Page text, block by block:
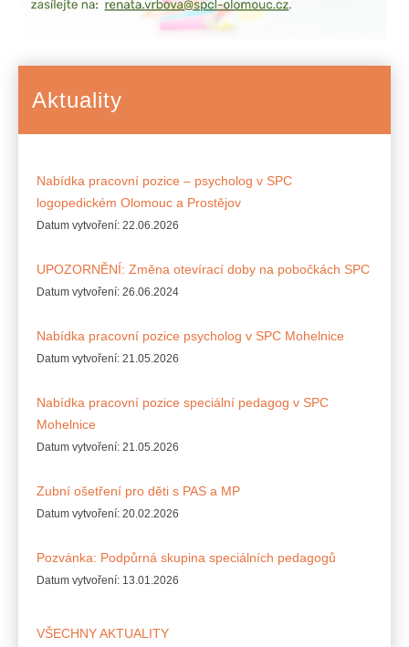
Aktuality
Nabídka pracovní pozice – psycholog v SPC
logopedickém Olomouc a Prostějov
Datum vytvoření: 22.06.2026
UPOZORNĚNÍ: Změna otevírací doby na pobočkách SPC
Datum vytvoření: 26.06.2024
Nabídka pracovní pozice psycholog v SPC Mohelnice
Datum vytvoření: 21.05.2026
Nabídka pracovní pozice speciální pedagog v SPC
Mohelnice
Datum vytvoření: 21.05.2026
Zubní ošetření pro děti s PAS a MP
Datum vytvoření: 20.02.2026
Pozvánka: Podpůrná skupina speciálních pedagogů
Datum vytvoření: 13.01.2026
VŠECHNY AKTUALITY